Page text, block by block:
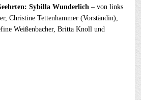
Sybilla Wunderlich – von links
Christine Tettenhammer (Vorständin),
Weißenbacher, Britta Knoll und